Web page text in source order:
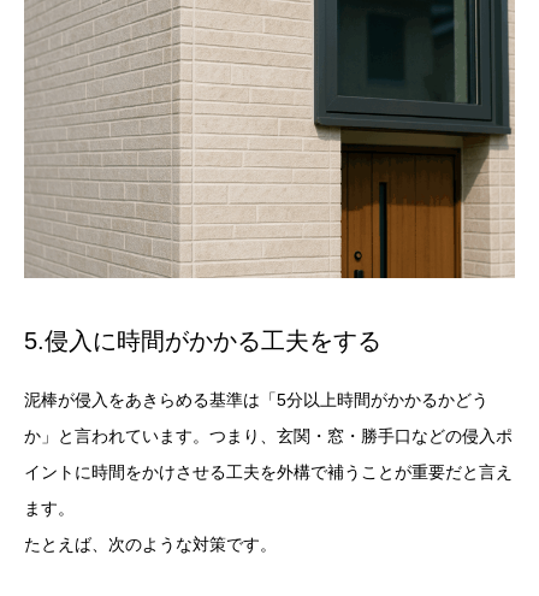
5.侵入に時間がかかる工夫をする
泥棒が侵入をあきらめる基準は「5分以上時間がかかるかどう
か」と言われています。つまり、玄関・窓・勝手口などの侵入ポ
イントに時間をかけさせる工夫を外構で補うことが重要だと言え
ます。
たとえば、次のような対策です。